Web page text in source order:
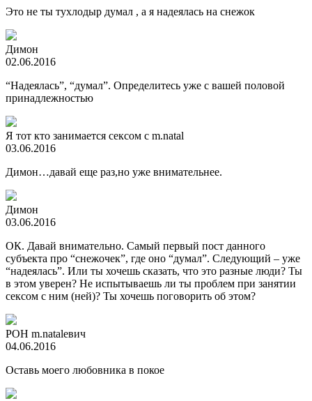
Это не ты тухлодыр думал , а я надеялась на снежок
Димон
02.06.2016
“Надеялась”, “думал”. Определитесь уже с вашей половой
принадлежностью
Я тот кто занимается сексом с m.natal
03.06.2016
Димон…давай еще раз,но уже внимательнее.
Димон
03.06.2016
ОК. Давай внимательно. Самый первый пост данного
субъекта про “снежочек”, где оно “думал”. Следующий – уже
“надеялась”. Или ты хочешь сказать, что это разные люди? Ты
в этом уверен? Не испытываешь ли ты проблем при занятии
сексом с ним (ней)? Ты хочешь поговорить об этом?
РОН m.natalевич
04.06.2016
Оставь моего любовника в покое